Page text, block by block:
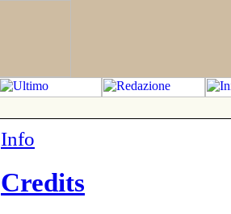
Info
Credits